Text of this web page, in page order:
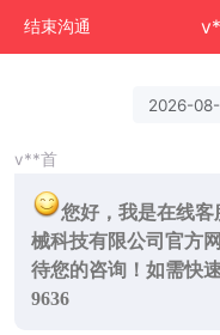
结束沟通
2026-
v**首
您好，我是在线
械科技有限公司官方
待您的咨询！如需快
9636